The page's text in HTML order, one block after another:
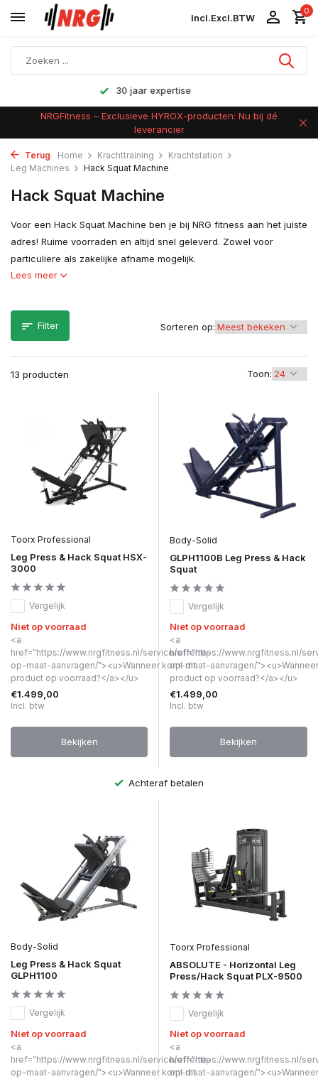
Incl.Excl.BTW
0
Achteraf betalen
NRGFitness – Exclusieve HYROX-producten: Nu bij dé
leverancier
Terug Home Krachttraining
Krachtstation
Leg Machines
Hack Squat Machine
Hack Squat Machine
Voor een Hack Squat Machine ben je bij NRG fitness aan het juiste
adres! Ruime voorraden en altijd snel geleverd. Zowel voor
particuliere als zakelijke afname mogelijk.
Lees meer
Filter
13 producten Toon:
Sorteren op:
Toorx Professional
Leg Press & Hack Squat HSX-
3000
Vergelijk
Niet op voorraad
<a
href="https://www.nrgfitness.nl/service/offerte-
op-maat-aanvragen/"><u>Wanneer komt dit
product op voorraad?</a></u>
€1.499,00
Incl. btw
Bekijken
Body-Solid
GLPH1100B Leg Press & Hack
Squat
Vergelijk
Niet op voorraad
<a
href="https://www.nrgfitness.nl/
op-maat-aanvragen/
product op voorraad?</a></u>
€1.499,00
Incl. btw
Bekijken
Achteraf betalen
Body-Solid
Leg Press & Hack Squat
GLPH1100
Vergelijk
Niet op voorraad
<a
href="https://www.nrgfitness.nl/service/offerte-
op-maat-aanvragen/"><u>Wanneer komt dit
Toorx Professional
ABSOLUTE - Horizontal Leg
Press/Hack Squat PLX-9500
Vergelijk
Niet op voorraad
<a
href="https://www.nrgfitness.nl/
op-maat-aanvragen/